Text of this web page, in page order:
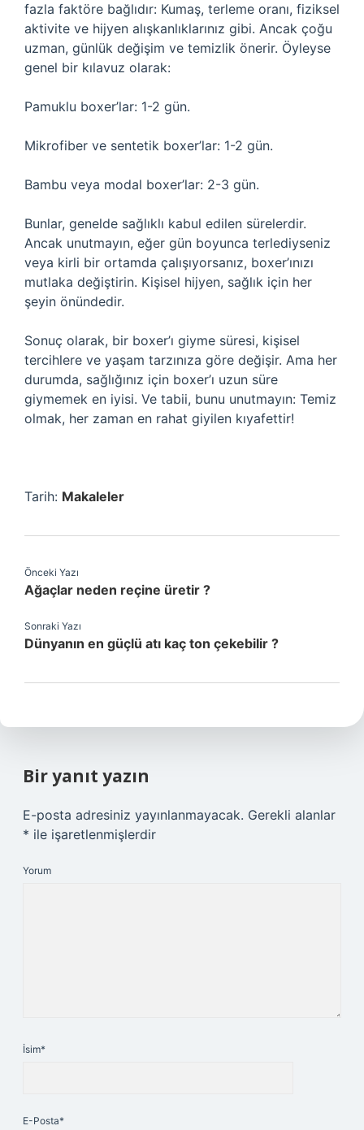
fazla faktöre bağlıdır: Kumaş, terleme oranı, fiziksel
aktivite ve hijyen alışkanlıklarınız gibi. Ancak çoğu
uzman, günlük değişim ve temizlik önerir. Öyleyse
genel bir kılavuz olarak:
Pamuklu boxer’lar: 1-2 gün.
Mikrofiber ve sentetik boxer’lar: 1-2 gün.
Bambu veya modal boxer’lar: 2-3 gün.
Bunlar, genelde sağlıklı kabul edilen sürelerdir.
Ancak unutmayın, eğer gün boyunca terlediyseniz
veya kirli bir ortamda çalışıyorsanız, boxer’ınızı
mutlaka değiştirin. Kişisel hijyen, sağlık için her
şeyin önündedir.
Sonuç olarak, bir boxer’ı giyme süresi, kişisel
tercihlere ve yaşam tarzınıza göre değişir. Ama her
durumda, sağlığınız için boxer’ı uzun süre
giymemek en iyisi. Ve tabii, bunu unutmayın: Temiz
olmak, her zaman en rahat giyilen kıyafettir!
Tarih: Makaleler
Önceki Yazı
Ağaçlar neden reçine üretir ?
Sonraki Yazı
Dünyanın en güçlü atı kaç ton çekebilir ?
Bir yanıt yazın
E-posta adresiniz yayınlanmayacak. Gerekli alanlar
* ile işaretlenmişlerdir
Yorum
İsim*
E-Posta*